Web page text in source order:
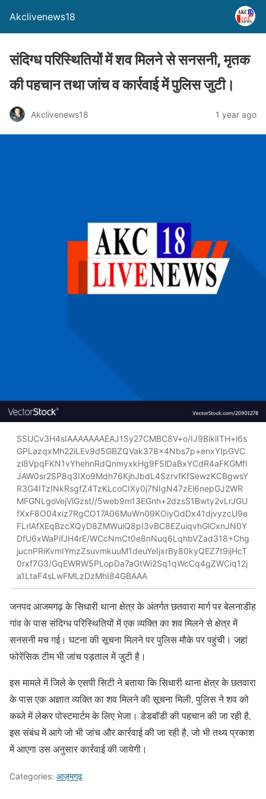
Akclivenews18
संदिग्ध परिस्थितियों में शव मिलने से सनसनी, मृतक
की पहचान तथा जांच व कार्रवाई में पुलिस जुटी।
Akclivenews18 1 year ago
SSUCv3H4sIAAAAAAAEAJ1Sy27CMBC8V+o/IJ9BiklITH+l6s
GPLazqxMh22iLEv9d5GBZQVak378x4Nbs7p+enxYIpGVC
zl8VpqFKN1vYhehnRdQnmyxkHg9F5lDaBxYCdR4aFKGMfI
JAW0sr2SP8q3IXo9Mdh76KjhJbdL4SzrvfKfSewzKCBgwsY
R3G4ITzINkRsgfZ4TzKLcoCIXy0j7NIgN47zEl6nepGJ2WR
MFGNLgoVejViGzst//5web9m13EGnh+2dzsS1Bwty2vLrJGU
fXxF8O04xiz7RgCO17A06MuWn09KOiyOdDx41djvyzcU9e
FLrlAfXEqBzcXQyD8ZMWulQ8pI3vBC8EZuiqvhGlCxnJN0Y
DfU6xWaPifJH4rE/WCcNmCt0e8nNuq6LqhbVZad318+Chg
jucnPRiKvmIYmzZsuvmkuuM1deuYeIjxrBy80kyQEZ7t9ijHcT
0rxf7G3/GqEWRW5PLopDa7aGtWi2Sq1qWcCq4gZWCiq12j
a1LtaF4sLwFMLzDzMhI84GBAAA
जनपद आजमगढ़ के सिधारी थाना क्षेत्र के अंतर्गत छतवारा मार्ग पर बेलनाडीह
गांव के पास संदिग्ध परिस्थितियों में एक व्यक्ति का शव मिलने से क्षेत्र में
सनसनी मच गई। घटना की सूचना मिलने पर पुलिस मौके पर पहुंची। जहां
फोरेंसिक टीम भी जांच पड़ताल में जुटी है।
इस मामले में जिले के एसपी सिटी ने बताया कि सिधारी थाना क्षेत्र के छतवारा
के पास एक अज्ञात व्यक्ति का शव मिलने की सूचना मिली, पुलिस ने शव को
कब्जे में लेकर पोस्टमार्टम के लिए भेजा। डेडबॉडी की पहचान की जा रही है,
इस संबंध में आगे जो भी जांच और कार्रवाई की जा रही है, जो भी तथ्य प्रकाश
में आएगा उस अनुसार कार्रवाई की जायेगी।
Categories: आज़मगढ़